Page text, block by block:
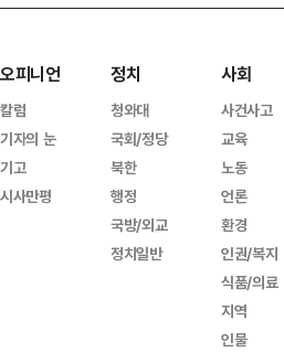
오피니언
칼럼
기자의 눈
기고
시사만평
정치
청와대
국회/정당
북한
행정
국방/외교
정치일반
사회
사건사고
교육
노동
언론
환경
인권/복지
식품/의료
지역
인물